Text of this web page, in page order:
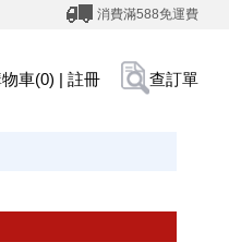
消費滿588免運費
車(0) | 註冊 查訂單